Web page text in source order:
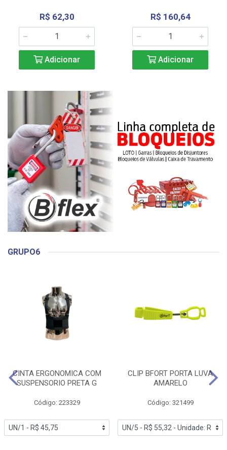
R$ 62,30
Adicionar
R$ 160,64
Adicionar
GRUPO6
CINTA ERGONOMICA COM
SUSPENSORIO PRETA G
Código: 223329
CLIP BFORT PORTA LUVA
AMARELO
Código: 321499